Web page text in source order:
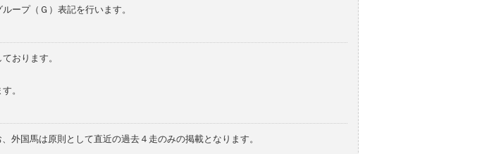
ープ（Ｇ）表記を行います。
おります。
。
外国馬は原則として直近の過去４走のみの掲載となります。